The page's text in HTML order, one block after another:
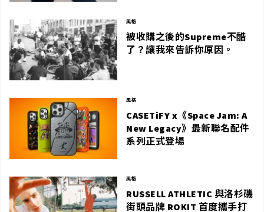
風格
被收購之後的Supreme不酷
了？讓我來告訴你原因。
風格
CASETiFY x《Space Jam: A
New Legacy》最新聯名配件
系列正式登場
風格
RUSSELL ATHLETIC 與洛杉磯
街頭品牌 ROKIT 首度攜手打